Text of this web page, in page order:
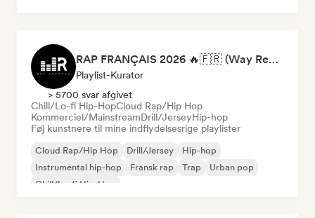
RAP FRANÇAIS 2026 🔥🇫🇷 (Way Records)
Playlist-Kurator
> 5700 svar afgivet
Chill/Lo-fi Hip-HopCloud Rap/Hip Hop
Kommerciel/MainstreamDrill/JerseyHip-hop
Føj kunstnere til mine indflydelsesrige playlister
Cloud Rap/Hip Hop Drill/Jersey
Hip-hop
Instrumental hip-hop
Fransk rap Trap
Urban pop
Chill/Lo-fi Hip-Hop